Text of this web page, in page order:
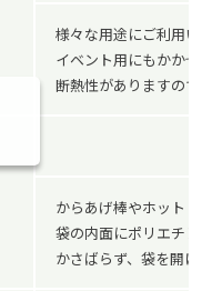
様々な用途にご利用いた
イベント用にもかかせま
断熱性がありますので熱
からあげ棒やホットドッ
袋の内面にポリエチレン
かさばらず、袋を開けば